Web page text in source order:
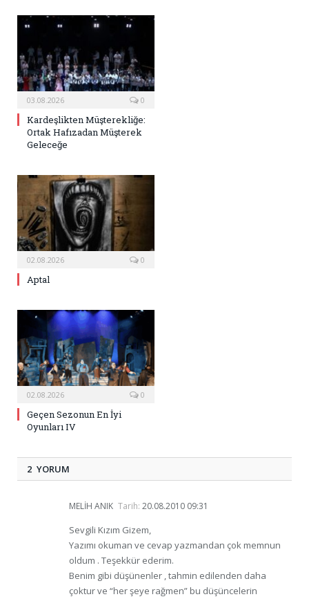
03.08.2026 0
Kardeşlikten Müşterekliğe:
Ortak Hafızadan Müşterek
Geleceğe
02.08.2026 0
Aptal
02.08.2026 0
Geçen Sezonun En İyi
Oyunları IV
2 YORUM
MELIH ANIK Tarih: 20.08.2010 09:31
Sevgili Kızım Gizem,
Yazımı okuman ve cevap yazmandan çok memnun
oldum . Teşekkür ederim.
Benim gibi düşünenler , tahmin edilenden daha
çoktur ve “her şeye rağmen” bu düşüncelerin